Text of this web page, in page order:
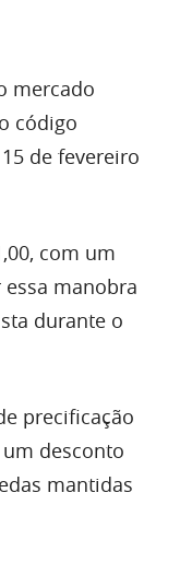
mercado
código
de fevereiro
com um
manobra
durante o
precificação
desconto
mantidas